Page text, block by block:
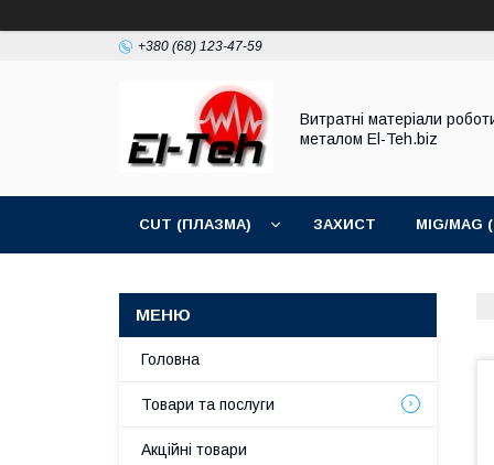
+380 (68) 123-47-59
Витратні матеріали
металом El-Teh.biz
CUT (ПЛАЗМА) ЗАХИСТ MIG/
Головна
Товари та послуги
Акційні товари